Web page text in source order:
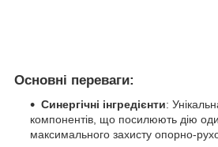
Основні переваги:
Синергічні інгредієнти:
компонентів, що посилюють дію
максимального захисту опорно-